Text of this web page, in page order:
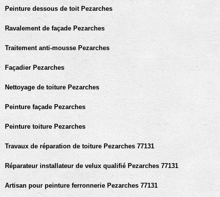
Peinture dessous de toit Pezarches
Ravalement de façade Pezarches
Traitement anti-mousse Pezarches
Façadier Pezarches
Nettoyage de toiture Pezarches
Peinture façade Pezarches
Peinture toiture Pezarches
Travaux de réparation de toiture Pezarches 77131
Réparateur installateur de velux qualifié Pezarches 77131
Artisan pour peinture ferronnerie Pezarches 77131